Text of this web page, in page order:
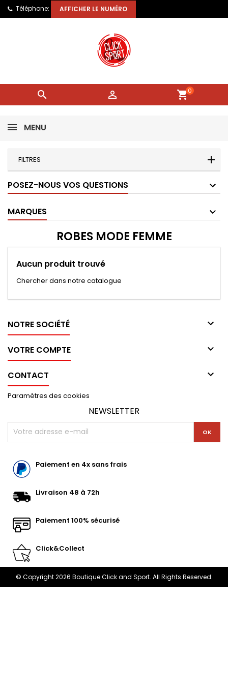
Téléphone: AFFICHER LE NUMÉRO
  shopping_cart0
MENU
FILTRES
POSEZ-NOUS VOS QUESTIONS
MARQUES
ROBES MODE FEMME
Aucun produit trouvé
Chercher dans notre catalogue
NOTRE SOCIÉTÉ 
VOTRE COMPTE 
CONTACT 
Paramètres des cookies
NEWSLETTER
Paiement en 4x sans frais
Livraison 48 à 72h
Paiement 100% sécurisé
Click&Collect
© Copyright 2026 Boutique Click and Sport. All Rights Reserved.